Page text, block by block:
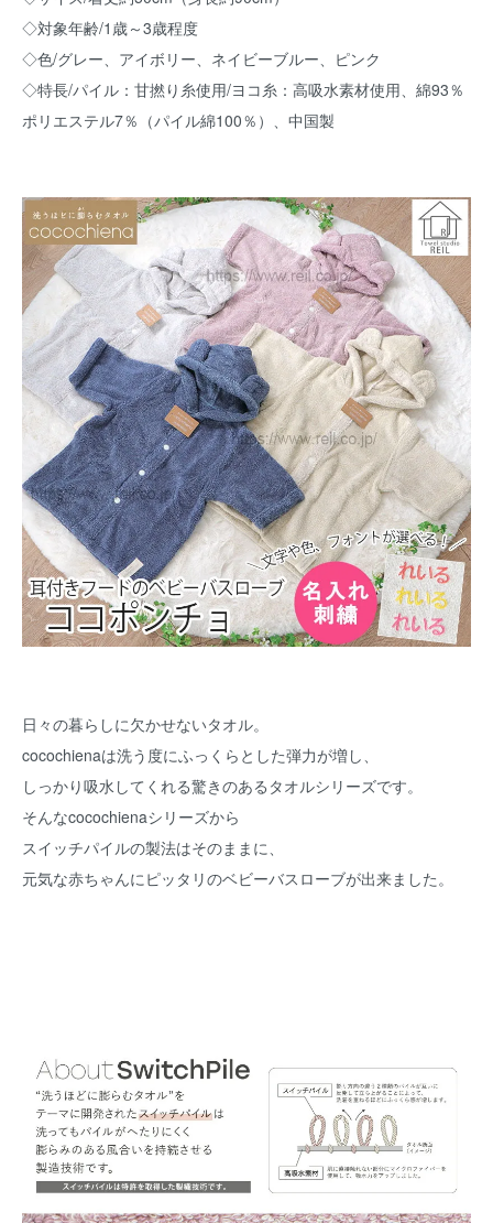
◇対象年齢/1歳～3歳程度
◇色/グレー、アイボリー、ネイビーブルー、ピンク
◇特長/パイル：甘撚り糸使用/ヨコ糸：高吸水素材使用、綿93％
ポリエステル7％（パイル綿100％）、中国製
日々の暮らしに欠かせないタオル。
cocochienaは洗う度にふっくらとした弾力が増し、
しっかり吸水してくれる驚きのあるタオルシリーズです。
そんなcocochienaシリーズから
スイッチパイルの製法はそのままに、
元気な赤ちゃんにピッタリのベビーバスローブが出来ました。